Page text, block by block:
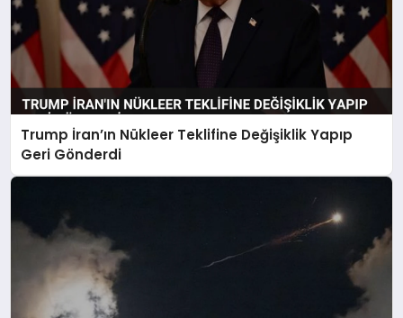
Trump İran’ın Nükleer Teklifine Değişiklik Yapıp
Geri Gönderdi